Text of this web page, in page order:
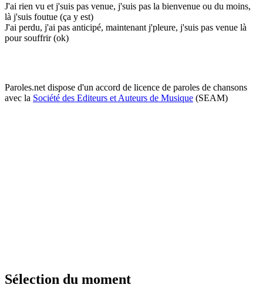
J'ai rien vu et j'suis pas venue, j'suis pas la bienvenue ou du moins,
là j'suis foutue (ça y est)
J'ai perdu, j'ai pas anticipé, maintenant j'pleure, j'suis pas venue là
pour souffrir (ok)
Paroles.net dispose d'un accord de licence de paroles de chansons
avec la Société des Editeurs et Auteurs de Musique (SEAM)
Sélection du moment